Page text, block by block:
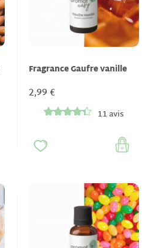
Fragrance Gaufre vanille
2,99 €
11 avis